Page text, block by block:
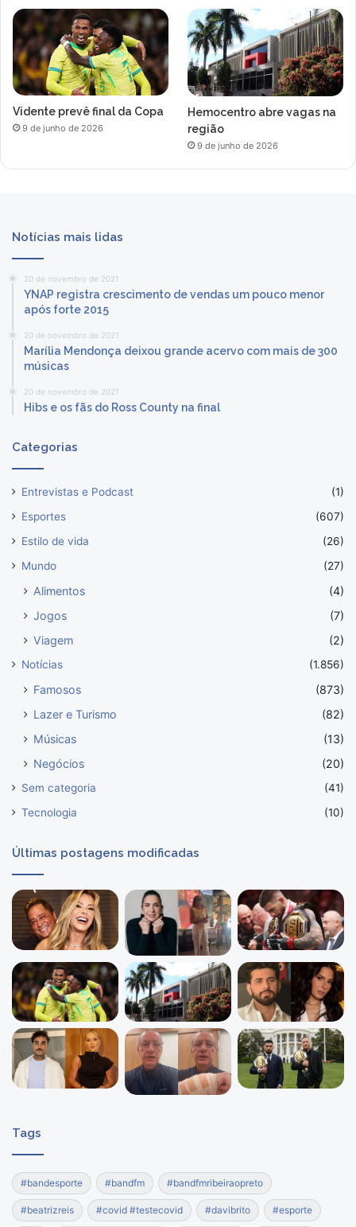
Vidente prevê final da Copa
9 de junho de 2026
Hemocentro abre vagas na
região
9 de junho de 2026
Notícias mais lidas
20 de novembro de 2021
YNAP registra crescimento de vendas um pouco menor
após forte 2015
20 de novembro de 2021
Marília Mendonça deixou grande acervo com mais de 300
músicas
20 de novembro de 2021
Hibs e os fãs do Ross County na final
Categorias
Entrevistas e Podcast
(1)
Esportes
(607)
Estilo de vida
(26)
Mundo
(27)
Alimentos
(4)
Jogos
(7)
Viagem
(2)
Notícias (1.856)
Famosos
(873)
Lazer e Turismo
(82)
Músicas
(13)
Negócios
(20)
Sem categoria
(41)
Tecnologia
(10)
Últimas postagens modificadas
Tags
#bandesporte #bandfm #bandfmribeiraopreto
#beatrizreis #covid #testecovid #davibrito #esporte